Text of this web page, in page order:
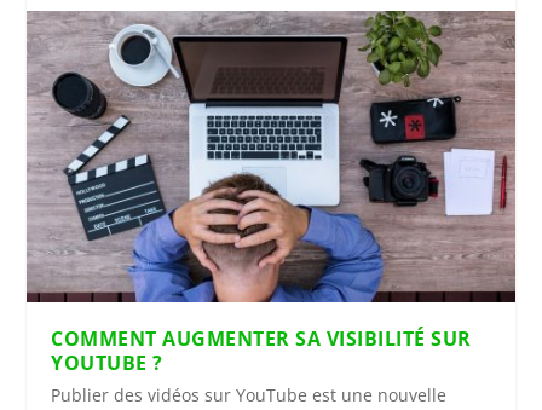
COMMENT AUGMENTER SA VISIBILITÉ SUR
YOUTUBE ?
Publier des vidéos sur YouTube est une nouvelle